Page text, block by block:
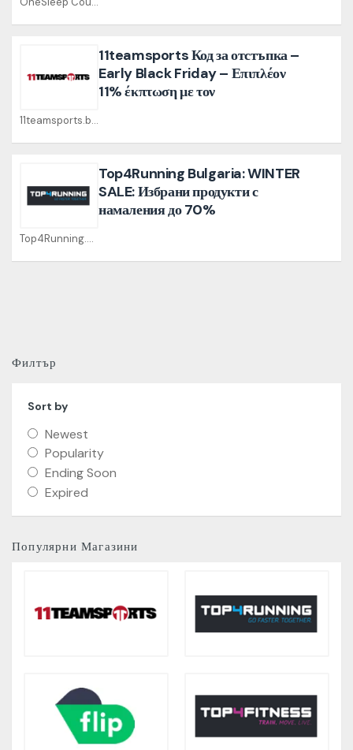
11teamsports.bg Coupons
11teamsports Код за отстъпка –
Early Black Friday – Επιπλέον
11% έκπτωση με τον
Top4Running.bg Coupons
Top4Running Bulgaria: WINTER
SALE: Избрани продукти с
намаления до 70%
Филтър
Sort by
Newest
Popularity
Ending Soon
Expired
Популярни Магазини